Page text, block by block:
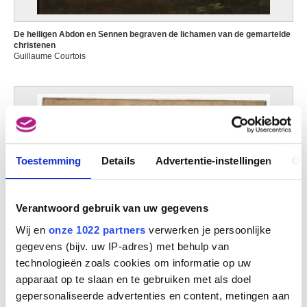
Toestemming Details Advertentie-instellingen
Verantwoord gebruik van uw gegevens
Wij en onze 1022 partners verwerken je persoonlijke
gegevens (bijv. uw IP-adres) met behulp van
technologieën zoals cookies om informatie op uw
apparaat op te slaan en te gebruiken met als doel
gepersonaliseerde advertenties en content, metingen aan
Sint-Gillis / Brussel 1879 - Elsene / Brussel 1963
Cambier Louis Eugène
Schaarbeek / Brussel 1852 - Elsene / Brussel 1940
Couillet / Charleroi 1879 - Brussel 1934
Campagnola Domenico
Venetië (Italië)? 1500 - Padua (Italië) 1564
Campendonk Heinrich
1957
Camphuijsen Govert Dircksz.
Dokkum (Nederland) 1623/24 - Amsterdam (Nederland) 1672
Camphuysen Dirk Rafaelsz.
Gorinchem (Nederland) 1586 - Dokkum (Nederland) 1627
Campi Giulio
De heiligen Abdon en Sennen begraven de lichamen van de gemartelde
christenen
Guillaume Courtois